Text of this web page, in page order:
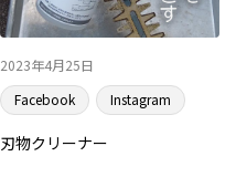
2023年4月25日
Facebook
Instagram
刃物クリーナー